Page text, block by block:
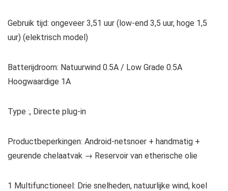
Gebruik tijd: ongeveer 3,51 uur (low-end 3,5 uur, hoge 1,5
uur) (elektrisch model)
Batterijdroom: Natuurwind 0.5A / Low Grade 0.5A
Hoogwaardige 1A
Type :, Directe plug-in
Productbeperkingen: Android-netsnoer + handmatig +
geurende chelaatvak → Reservoir van etherische olie
1 Multifunctioneel: Drie snelheden, natuurlijke wind, koel